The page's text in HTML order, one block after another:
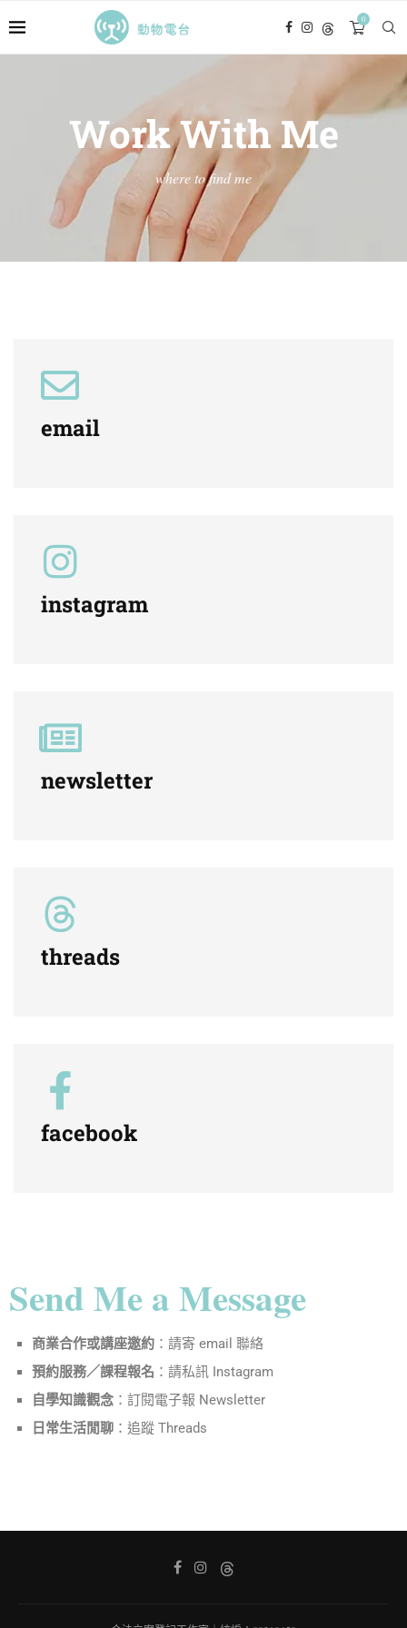
0
Work With Me
where to find me
email
instagram
newsletter
threads
facebook
Send Me a Message
商業合作或講座邀約 ：請寄 email 聯絡
預約服務／課程報名 ：請私訊 Instagram
自學知識觀念 ：訂閱電子報 Newsletter
日常生活閒聊 ：追蹤 Threads